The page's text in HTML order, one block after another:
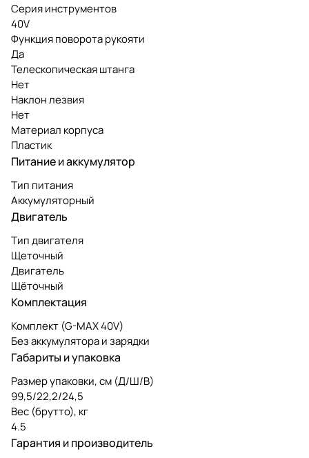
Серия инструментов
40V
Функция поворота рукояти
Да
Телескопическая штанга
Нет
Наклон лезвия
Нет
Материал корпуса
Пластик
Питание и аккумулятор
Тип питания
Аккумуляторный
Двигатель
Тип двигателя
Щеточный
Двигатель
Щёточный
Комплектация
Комплект (G-MAX 40V)
Без аккумулятора и зарядки
Габариты и упаковка
Размер упаковки, см (Д/Ш/В)
99,5/22,2/24,5
Вес (брутто), кг
4.5
Гарантия и производитель